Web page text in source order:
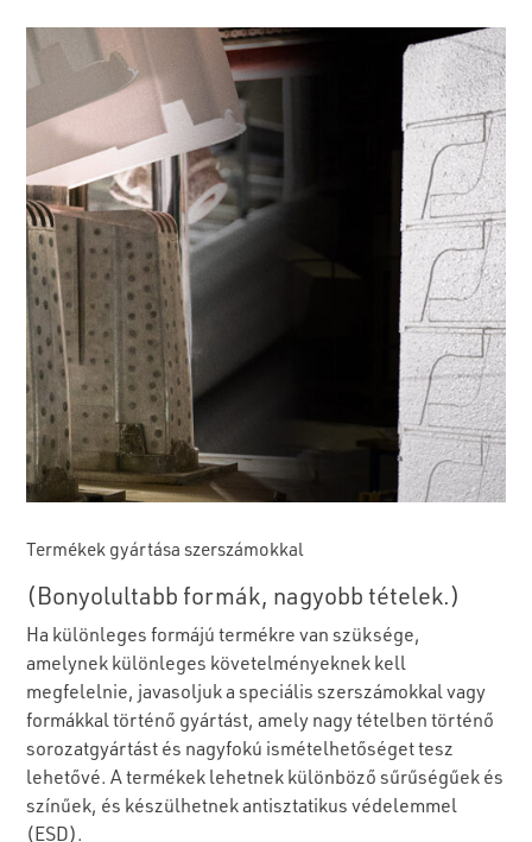
Termékek gyártása szerszámokkal
(Bonyolultabb formák, nagyobb tételek.)
Ha különleges formájú termékre van szüksége,
amelynek különleges követelményeknek kell
megfelelnie, javasoljuk a speciális szerszámokkal vagy
formákkal történő gyártást, amely nagy tételben történő
sorozatgyártást és nagyfokú ismételhetőséget tesz
lehetővé. A termékek lehetnek különböző sűrűségűek és
színűek, és készülhetnek antisztatikus védelemmel
(ESD).